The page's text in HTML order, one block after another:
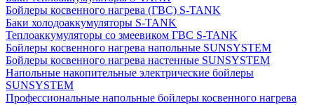
Бойлеры косвенного нагрева (ГВС) S-TANK
Баки холодоаккумуляторы S-TANK
Теплоаккумуляторы со змеевиком ГВС S-TANK
Бойлеры косвенного нагрева напольные SUNSYSTEM
Бойлеры косвенного нагрева настенные SUNSYSTEM
Напольные накопительные электрические бойлеры
SUNSYSTEM
Профессиональные напольные бойлеры косвенного нагрева